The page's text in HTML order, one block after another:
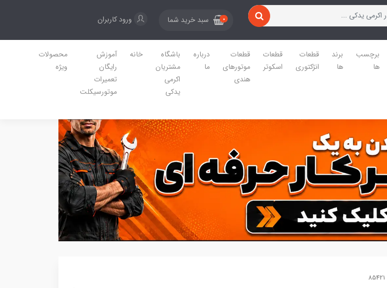
0 سبد خرید شما ورود کاربران
برچسب
ها
برند
ها
قطعات
انژکتوری
قطعات
اسکوتر
قطعات
موتورهای
هندی
درباره
ما
باشگاه
مشتریان
اکرمی
یدکی
خانه
آموزش
رایگان
تعمیرات
موتورسیکلت
محصولات
ویژه